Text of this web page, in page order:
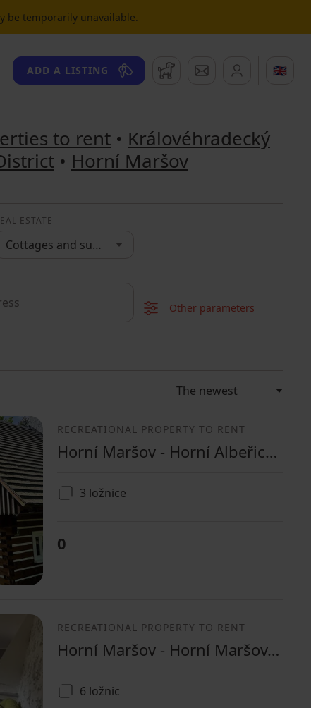
be temporarily unavailable.
ADD A LISTING WatchdogMessages 🇬🇧
to rent • Královéhradecký
• Horní Maršov
ESTATE
Cottages and summer houses
Other parameters
RECREATIONAL PROPERTY TO RENT
Horní Maršov - Horní Albeřice, Královéhradecký Region
3 ložnice
0
RECREATIONAL PROPERTY TO RENT
Horní Maršov - Horní Maršov, Královéhradecký Region
6 ložnic